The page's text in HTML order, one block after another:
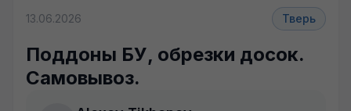
13.06.2026 Тверь
Поддоны БУ, обрезки досок.
Самовывоз.